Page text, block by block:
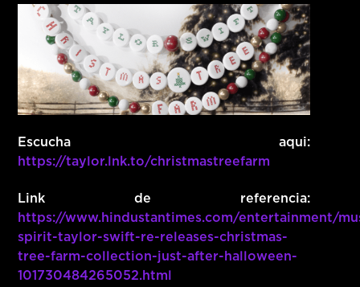
Escucha aqui:
https://taylor.lnk.to/christmastreefarm
Link de referencia:
https://www.hindustantimes.com/entertainment/
spirit-taylor-swift-re-releases-christmas-
tree-farm-collection-just-after-halloween-
101730484265052.html